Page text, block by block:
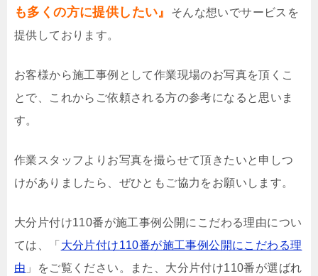
も多くの方に提供したい』
そんな想いでサービスを
提供しております。
お客様から施工事例として作業現場のお写真を頂くこ
とで、これからご依頼される方の参考になると思いま
す。
作業スタッフよりお写真を撮らせて頂きたいと申しつ
けがありましたら、ぜひともご協力をお願いします。
大分片付け110番が施工事例公開にこだわる理由につい
ては、「 大分片付け110番が施工事例公開にこだわる理
由 」をご覧ください。また、大分片付け110番が選ばれ